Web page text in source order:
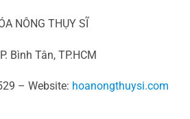
NÔNG THỤY SĨ
Bình Tân, TP.HCM
– Website: hoanongthuysi.com